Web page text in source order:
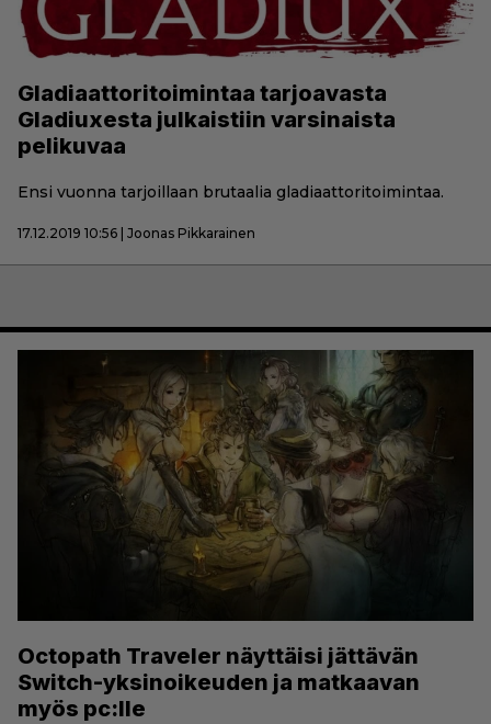
Gladiaattoritoimintaa tarjoavasta
Gladiuxesta julkaistiin varsinaista
pelikuvaa
Ensi vuonna tarjoillaan brutaalia gladiaattoritoimintaa.
17.12.2019 10:56 | Joonas Pikkarainen
Octopath Traveler näyttäisi jättävän
Switch-yksinoikeuden ja matkaavan
myös pc:lle